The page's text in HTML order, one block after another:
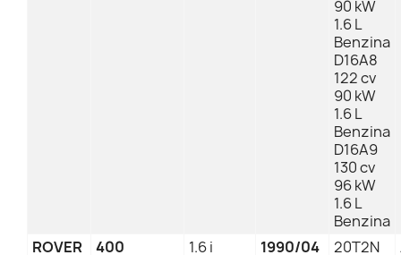
90 kW
1.6 L
Benzina
D16A8
122 cv
90 kW
1.6 L
Benzina
D16A9
130 cv
96 kW
1.6 L
Benzina
ROVER 400 1.6 i 1990/04 20T2N